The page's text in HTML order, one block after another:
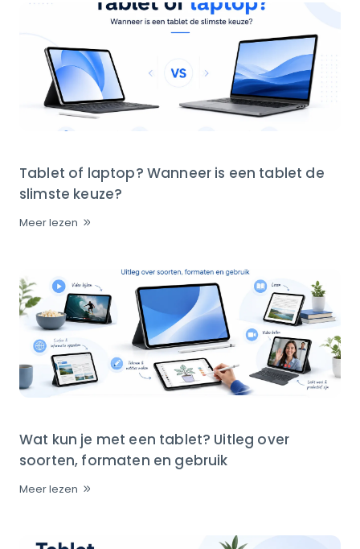
Tablet of laptop? Wanneer is een tablet de
slimste keuze?
Meer lezen
Wat kun je met een tablet? Uitleg over
soorten, formaten en gebruik
Meer lezen